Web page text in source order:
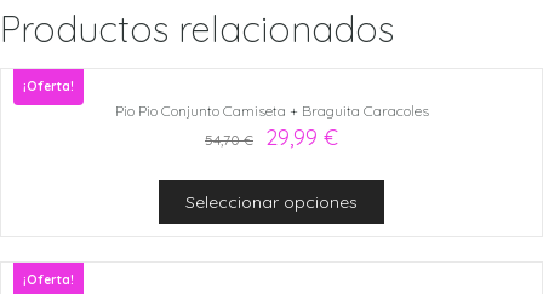
Productos relacionados
¡Oferta!
Pio Pio Conjunto Camiseta + Braguita Caracoles
54,70€ 29,99 €
Seleccionar opciones
¡Oferta!